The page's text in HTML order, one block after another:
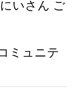
いさん ご
ミュニテ